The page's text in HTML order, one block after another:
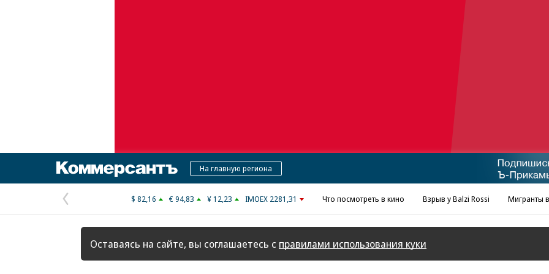
КоммерсантъНа главную региона
Предыдущая
страница
$ 82,16 € 94,83 ¥ 12,23 IMOEX 2281,31 Что посмотреть в кино Взрыв у Balzi Rossi Мигранты
Оставаясь на сайте, вы соглашаетесь с правилами использования куки